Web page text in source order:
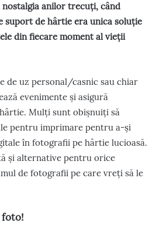
anilor trecuți, când
suport de hârtie era unica soluție
din fiecare moment al vieții
de uz personal/casnic sau chiar
evenimente și asigură
Mulți sunt obișnuiți să
pentru imprimare pentru a-și
în fotografii pe hârtie lucioasă.
și alternative pentru orice
de fotografii pe care vreți să le
foto!